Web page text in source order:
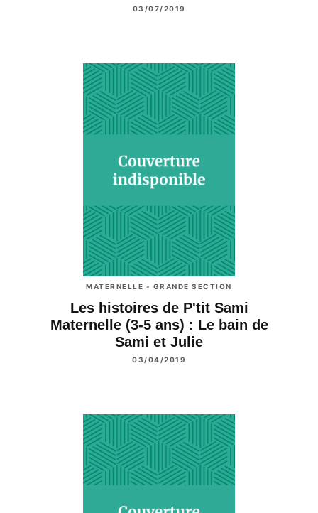
03/07/2019
MATERNELLE - GRANDE SECTION
Les histoires de P'tit Sami
Maternelle (3-5 ans) : Le bain de
Sami et Julie
03/04/2019